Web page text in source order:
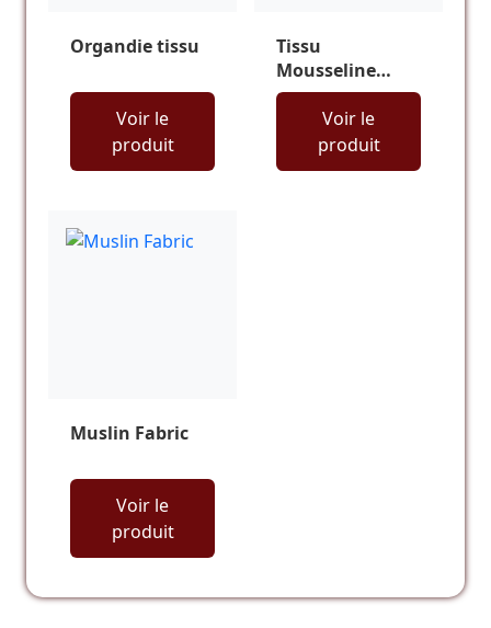
Organdie tissu
Voir le
produit
Tissu
Mousseline
(Gaze)
Voir le
produit
Muslin Fabric
Voir le
produit